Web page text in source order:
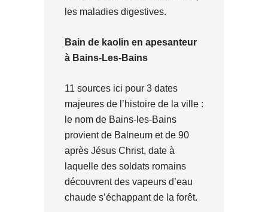
les maladies digestives.
Bain de kaolin en apesanteur
à Bains-Les-Bains
11 sources ici pour 3 dates
majeures de l’histoire de la ville :
le nom de Bains-les-Bains
provient de Balneum et de 90
après Jésus Christ, date à
laquelle des soldats romains
découvrent des vapeurs d’eau
chaude s’échappant de la forêt.